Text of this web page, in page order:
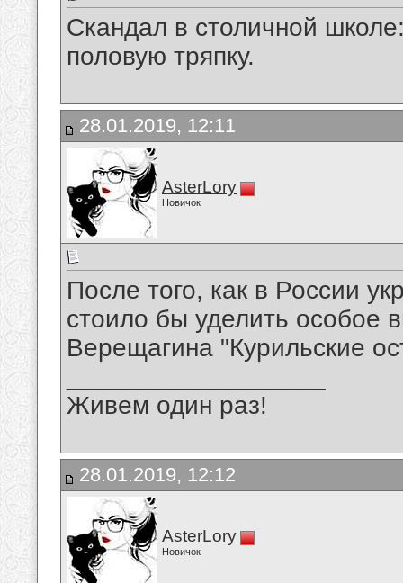
Скандал в столичной
половую тряпку.
28.01.2019, 12:11
AsterLory
Новичок
После того, как в России
стоило бы уделить особое
Верещагина "Курильские
Живем один раз!
28.01.2019, 12:12
AsterLory
Новичок